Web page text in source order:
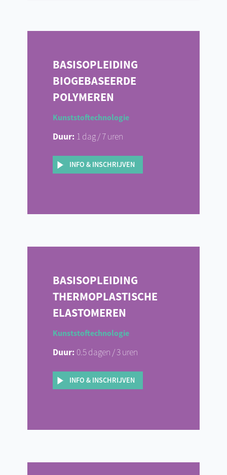
BASISOPLEIDING
BIOGEBASEERDE
POLYMEREN
Kunststoftechnologie
Duur: 1 dag / 7 uren
INFO & INSCHRIJVEN
BASISOPLEIDING
THERMOPLASTISCHE
ELASTOMEREN
Kunststoftechnologie
Duur: 0.5 dagen / 3 uren
INFO & INSCHRIJVEN